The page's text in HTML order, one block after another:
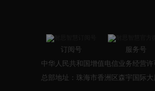
订阅号 服务号
中华人民共和国增值电信业务经营
总部地址：珠海市香洲区森宇国际